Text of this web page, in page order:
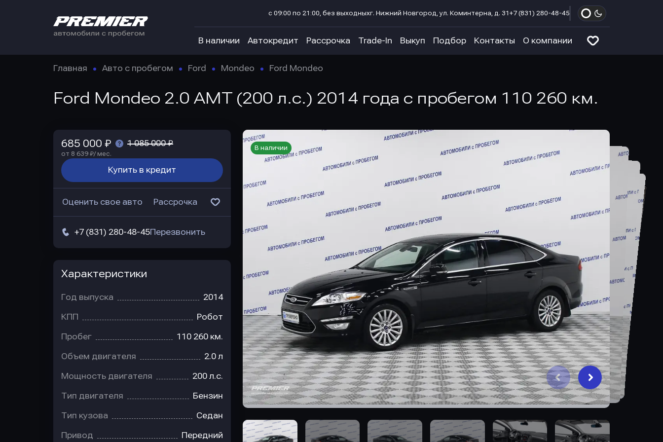
с 09:00 по 21:00, без выходныхг. Нижний Новгород, ул. Коминтерна, д. 31 +7 (831) 280-48-45
В наличии Автокредит Рассрочка Trade-In Выкуп Подбор Контакты О компании
Главная Авто с пробегом Ford Mondeo Ford Mondeo
Ford Mondeo 2.0 AMT (200 л.с.) 2014 года с пробегом 110 260 км.
В наличии
685 000 ₽ 1 085 000 ₽
от 8 639 ₽/ мес.
Купить в кредит
Оценить свое авто Рассрочка
+7 (831) 280-48-45Перезвонить
Характеристики
Год выпуска 2014
КПП Робот
Пробег 110 260 км.
Объем двигателя 2.0 л
Мощность двигателя 200 л.с.
Тип двигателя Бензин
Тип кузова Седан
Привод Передний